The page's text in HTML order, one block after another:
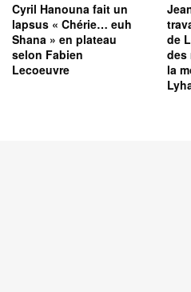
Cyril Hanouna fait un
lapsus « Chérie… euh
Shana » en plateau
selon Fabien
Lecoeuvre
de
des
la